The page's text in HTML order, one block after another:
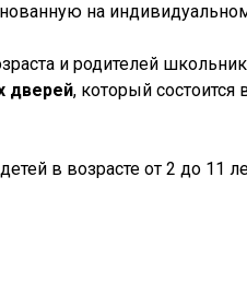
на
и родителей
дверей, который состоится
в возрасте от 2 до 11